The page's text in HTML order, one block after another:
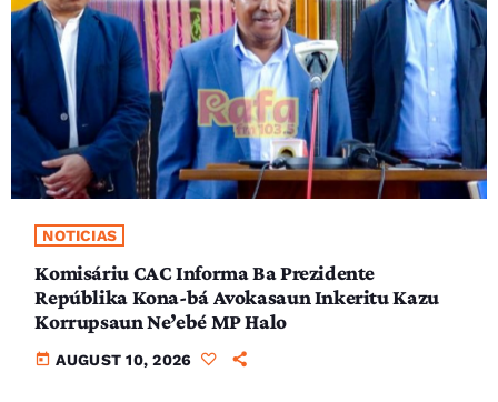
NOTICIAS
Komisáriu CAC Informa Ba Prezidente
Repúblika Kona-bá Avokasaun Inkeritu Kazu
Korrupsaun Ne’ebé MP Halo
today AUGUST 10, 2026